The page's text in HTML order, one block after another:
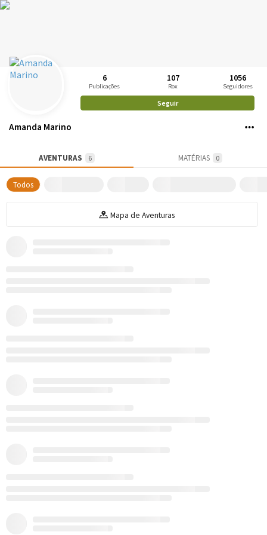
6
Publicações
107
Rox
1056
Seguidores
Seguir
Amanda Marino
AVENTURAS 6 MATÉRIAS 0
Todos
Mapa de Aventuras